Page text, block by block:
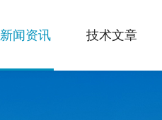
新闻资讯 技术文章